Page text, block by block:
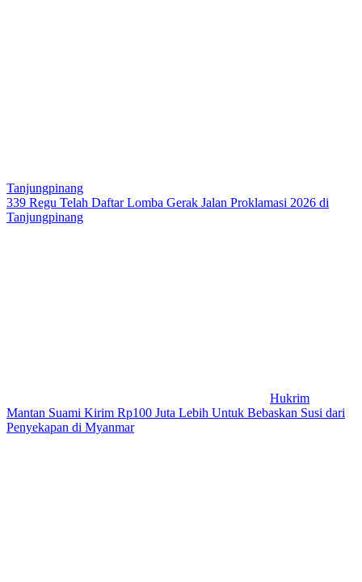
Tanjungpinang
339 Regu Telah Daftar Lomba Gerak Jalan Proklamasi 2026 di
Tanjungpinang
Hukrim
Mantan Suami Kirim Rp100 Juta Lebih Untuk Bebaskan Susi dari
Penyekapan di Myanmar